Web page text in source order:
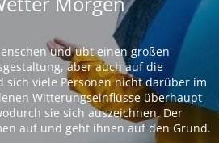
und übt einen großen
aber auch auf die
sich viele Personen nicht darüber im
Witterungseinflüsse überhaupt
sie sich auszeichnen. Der
auf und geht ihnen auf den Grund.